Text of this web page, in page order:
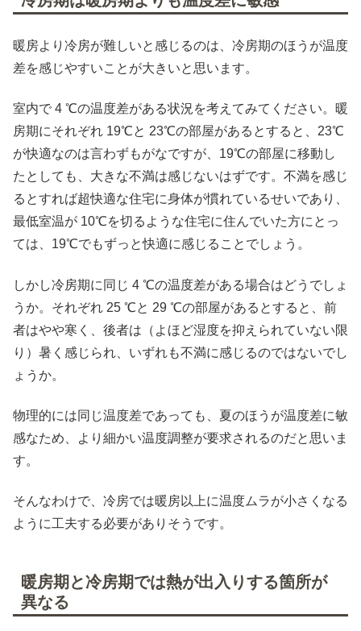
暖房より冷房が難しいと感じるのは、冷房期のほうが温度
差を感じやすいことが大きいと思います。
室内で 4 ℃の温度差がある状況を考えてみてください。暖
房期にそれぞれ 19℃と 23℃の部屋があるとすると、23℃
が快適なのは言わずもがなですが、19℃の部屋に移動し
たとしても、大きな不満は感じないはずです。不満を感じ
るとすれば超快適な住宅に身体が慣れているせいであり、
最低室温が 10℃を切るような住宅に住んでいた方にとっ
ては、19℃でもずっと快適に感じることでしょう。
しかし冷房期に同じ 4 ℃の温度差がある場合はどうでしょ
うか。それぞれ 25 ℃と 29 ℃の部屋があるとすると、前
者はやや寒く、後者は（よほど湿度を抑えられていない限
り）暑く感じられ、いずれも不満に感じるのではないでし
ょうか。
物理的には同じ温度差であっても、夏のほうが温度差に敏
感なため、より細かい温度調整が要求されるのだと思いま
す。
そんなわけで、冷房では暖房以上に温度ムラが小さくなる
ように工夫する必要がありそうです。
暖房期と冷房期では熱が出入りする箇所が
異なる